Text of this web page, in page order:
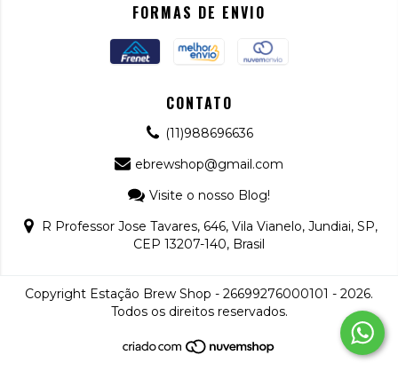
FORMAS DE ENVIO
CONTATO
(11)988696636
ebrewshop@gmail.com
Visite o nosso Blog!
R Professor Jose Tavares, 646, Vila Vianelo, Jundiai, SP,
CEP 13207-140, Brasil
Copyright Estação Brew Shop - 26699276000101 - 2026.
Todos os direitos reservados.